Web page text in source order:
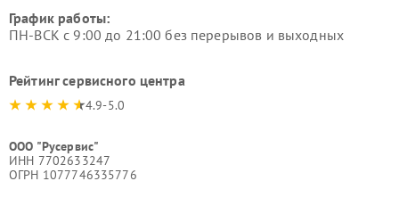
График работы:
ПН-ВСК с 9:00 до 21:00 без перерывов и выходных
Рейтинг сервисного центра
4.9-5.0
ООО "Русервис"
ИНН 7702633247
ОГРН 1077746335776